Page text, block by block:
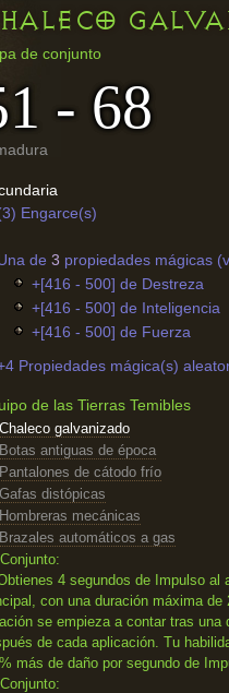
de conjunto
- 68
Engarce(s)
de 3 propiedades mágicas
+[416 - 500] de Destreza
+[416 - 500] de Inteligencia
+[416 - 500] de Fuerza
Propiedades mágica(s)
de las Tierras Temibles
Chaleco galvanizado
Botas antiguas de época
Pantalones de cátodo frío
Gafas distópicas
Hombreras mecánicas
Brazales automáticos a gas
4 segundos de Impulso al
con una duración máxima de
se empieza a contar tras una
de cada aplicación. Tu
más de daño por segundo de